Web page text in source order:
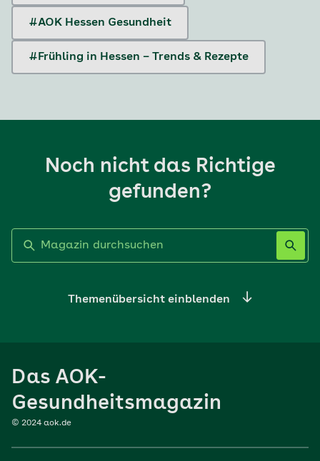
#AOK Hessen Gesundheit
#Frühling in Hessen – Trends & Rezepte
Noch nicht das Richtige
gefunden?
Themenübersicht einblenden
Sport
Das AOK-
Gesundheitsmagazin
© 2024 aok.de